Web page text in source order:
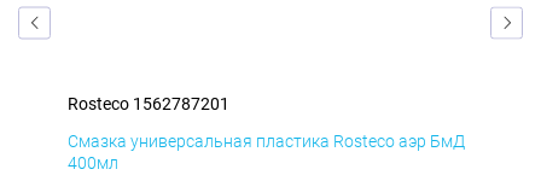
Rosteco 1562787201
Смазка универсальная пластика Rosteco аэр БмД
Смазка